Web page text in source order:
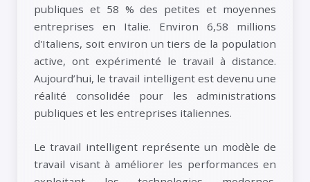
publiques et 58 % des petites et moyennes
entreprises en Italie. Environ 6,58 millions
d'Italiens, soit environ un tiers de la population
active, ont expérimenté le travail à distance.
Aujourd’hui, le travail intelligent est devenu une
réalité consolidée pour les administrations
publiques et les entreprises italiennes.
Le travail intelligent représente un modèle de
travail visant à améliorer les performances en